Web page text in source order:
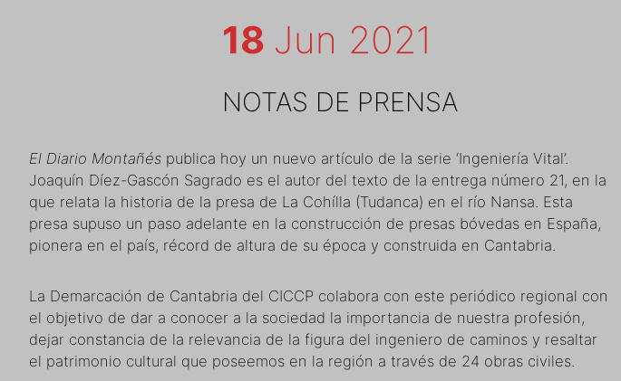
18 Jun 2021
NOTAS DE PRENSA
El Diario Montañés publica hoy un nuevo artículo de la serie ‘Ingeniería Vital’.
Joaquín Díez-Gascón Sagrado es el autor del texto de la entrega número 21, en la
que relata la historia de la presa de La Cohílla (Tudanca) en el río Nansa. Esta
presa supuso un paso adelante en la construcción de presas bóvedas en España,
pionera en el país, récord de altura de su época y construida en Cantabria.
La Demarcación de Cantabria del CICCP colabora con este periódico regional con
el objetivo de dar a conocer a la sociedad la importancia de nuestra profesión,
dejar constancia de la relevancia de la figura del ingeniero de caminos y resaltar
el patrimonio cultural que poseemos en la región a través de 24 obras civiles.